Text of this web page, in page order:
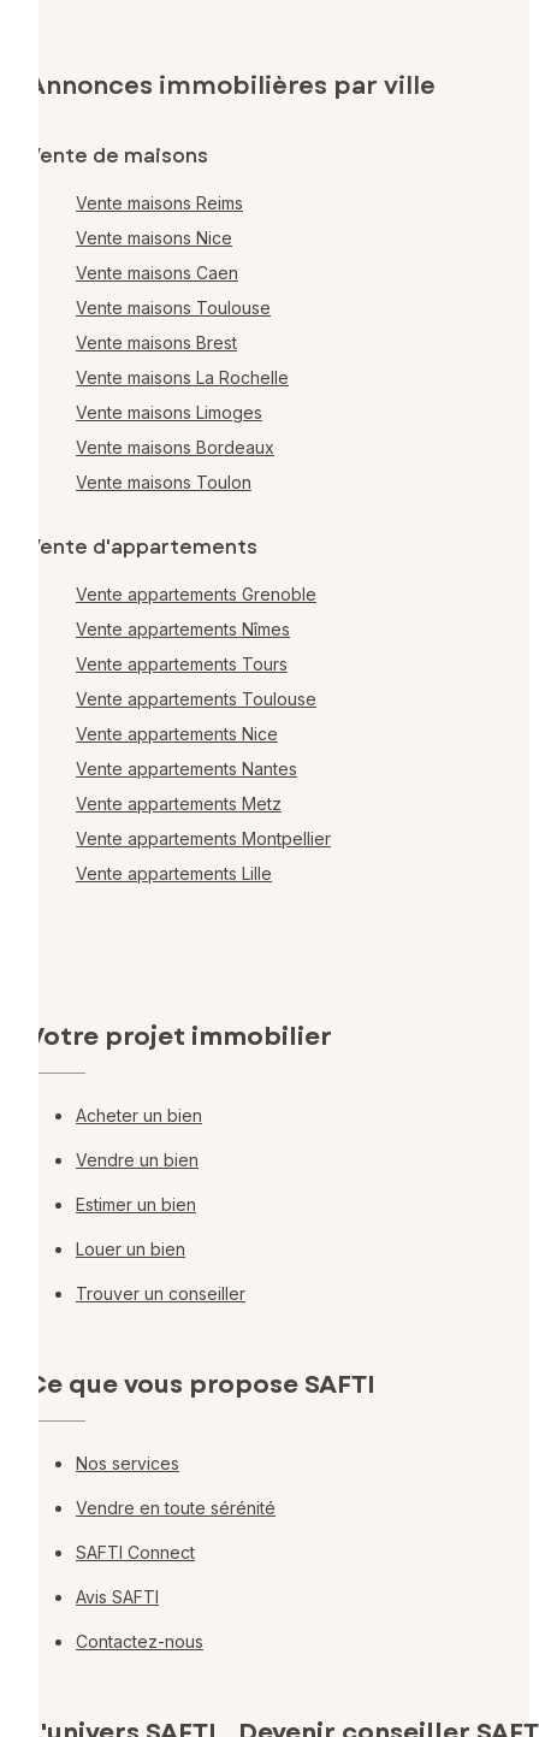
Annonces immobilières par ville
Vente de maisons
Vente maisons Reims
Vente maisons Nice
Vente maisons Caen
Vente maisons Toulouse
Vente maisons Brest
Vente maisons La Rochelle
Vente maisons Limoges
Vente maisons Bordeaux
Vente maisons Toulon
Vente d'appartements
Vente appartements Grenoble
Vente appartements Nîmes
Vente appartements Tours
Vente appartements Toulouse
Vente appartements Nice
Vente appartements Nantes
Vente appartements Metz
Vente appartements Montpellier
Vente appartements Lille
Votre projet immobilier
Acheter un bien
Vendre un bien
Estimer un bien
Louer un bien
Trouver un conseiller
Ce que vous propose SAFTI
Nos services
Vendre en toute sérénité
SAFTI Connect
Avis SAFTI
Contactez-nous